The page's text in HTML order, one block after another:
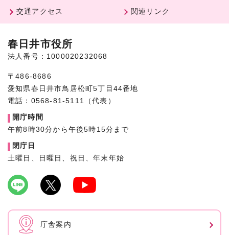
交通アクセス
関連リンク
春日井市役所
法人番号：1000020232068
〒486-8686
愛知県春日井市鳥居松町5丁目44番地
電話：0568-81-5111（代表）
開庁時間
午前8時30分から午後5時15分まで
閉庁日
土曜日、日曜日、祝日、年末年始
庁舎案内